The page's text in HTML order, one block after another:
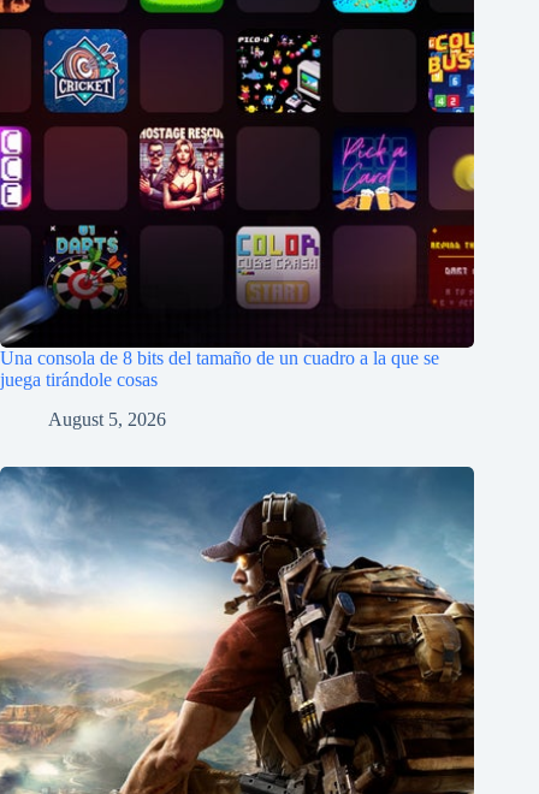
Una consola de 8 bits del tamaño de un cuadro a la que se
juega tirándole cosas
August 5, 2026